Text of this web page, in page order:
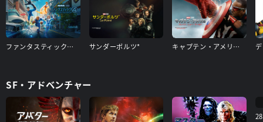
ファンタスティック４：ファースト・ステップ サンダーボルツ* キャプテン・アメリカ：ブレイブ・ニュー・ワールド
SF・アドベンチャー